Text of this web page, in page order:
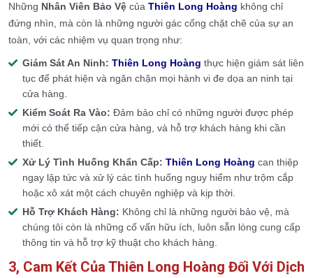
Những Nhân Viên Bảo Vệ của Thiên Long Hoàng không chỉ
đứng nhìn, mà còn là những người gác cổng chặt chẽ của sự an
toàn, với các nhiệm vụ quan trọng như:
Giám Sát An Ninh: Thiên Long Hoàng thực hiện giám sát liên
tục để phát hiện và ngăn chặn mọi hành vi đe dọa an ninh tại
cửa hàng.
Kiểm Soát Ra Vào: Đảm bảo chỉ có những người được phép
mới có thể tiếp cận cửa hàng, và hỗ trợ khách hàng khi cần
thiết.
Xử Lý Tình Huống Khẩn Cấp: Thiên Long Hoàng can thiệp
ngay lập tức và xử lý các tình huống nguy hiểm như trộm cắp
hoặc xô xát một cách chuyên nghiệp và kịp thời.
Hỗ Trợ Khách Hàng: Không chỉ là những người bảo vệ, mà
chúng tôi còn là những cố vấn hữu ích, luôn sẵn lòng cung cấp
thông tin và hỗ trợ kỹ thuật cho khách hàng.
3, Cam Kết Của Thiên Long Hoàng Đối Với Dịch